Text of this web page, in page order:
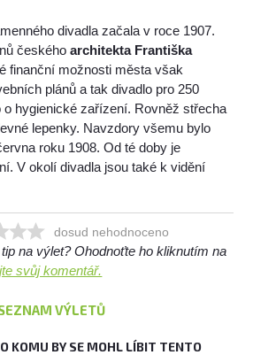
divadla začala v roce 1907.
českéhoarchitekta Františka
finanční možnosti města však
plánů a tak divadlo pro 250
o hygienické zařízení. Rovněž střecha
lepenky. Navzdory všemu bylo
roku 1908. Od té doby je
V okolí divadla jsou také k vidění
dosud nehodnoceno
na výlet? Ohodnoťte ho kliknutím na
svůj komentář.
VÝLETŮ
KOMU BY SE MOHL LÍBIT TENTO